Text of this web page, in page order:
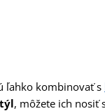
ľahko kombinovať s
, môžete ich nosiť